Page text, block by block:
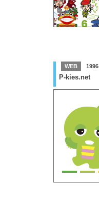
WEB 1996
P-kies.net